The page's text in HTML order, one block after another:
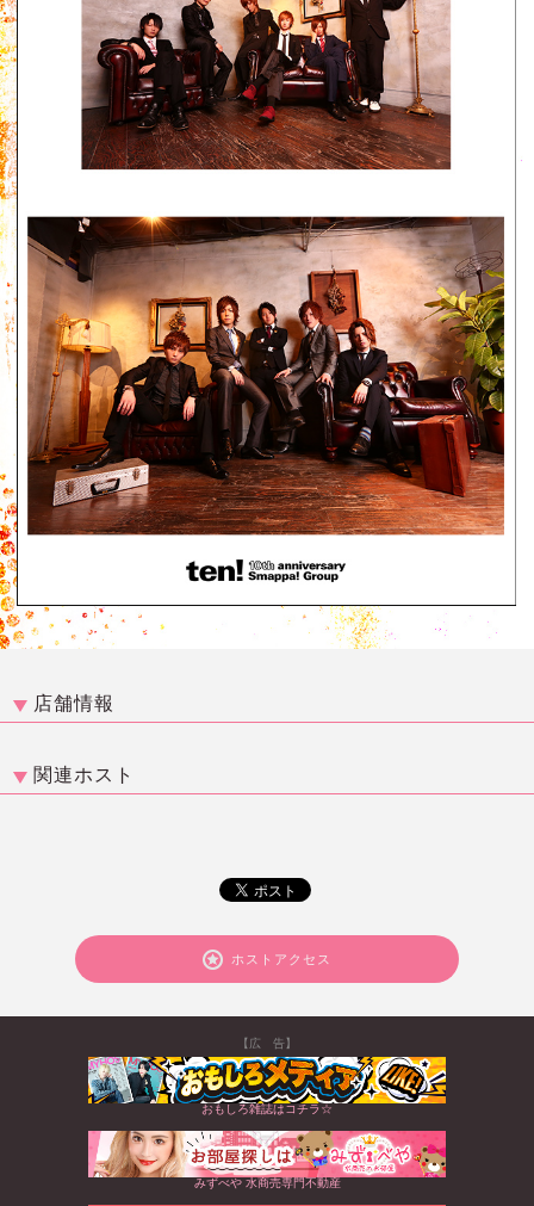
店舗情報
関連ホスト
ホストアクセス
【広 告】
おもしろ雑誌はコチラ☆
みずべや 水商売専門不動産